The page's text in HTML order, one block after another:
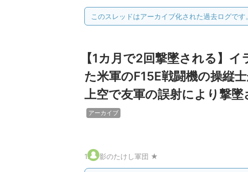
このスレッドはアーカイブ化された過去ログです。
【1カ月で2回撃墜される】
た米軍のF15E戦闘機の操縦
上空で友軍の誤射により撃
アーカイブ
1. 影のたけし軍団 ★